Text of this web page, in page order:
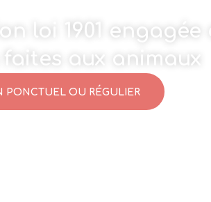
loi 1901
faites aux animaux
PONCTUEL OU RÉGULIER